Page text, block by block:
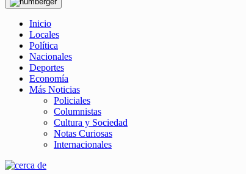
Inicio
Locales
Política
Nacionales
Deportes
Economía
Más Noticias
Policiales
Columnistas
Cultura y Sociedad
Notas Curiosas
Internacionales